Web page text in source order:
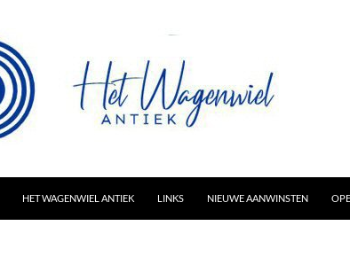
HET WAGENWIEL ANTIEK LINKS NIEUWE AANWINSTEN